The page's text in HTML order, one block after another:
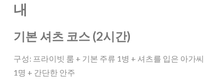
내
기본 셔츠 코스 (2시간)
구성: 프라이빗 룸 + 기본 주류 1병 + 셔츠를 입은 아가씨
1명 + 간단한 안주